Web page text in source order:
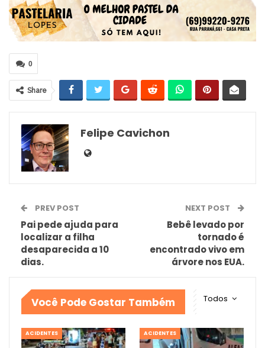
0
Share
Felipe Cavichon
PREV POST
Pai pede ajuda para
localizar a filha
desaparecida a 10
dias.
NEXT POST
Bebê levado por
tornado é
encontrado vivo em
árvore nos EUA.
Todos
Você Pode Gostar Também
ACIDENTES ACIDENTES